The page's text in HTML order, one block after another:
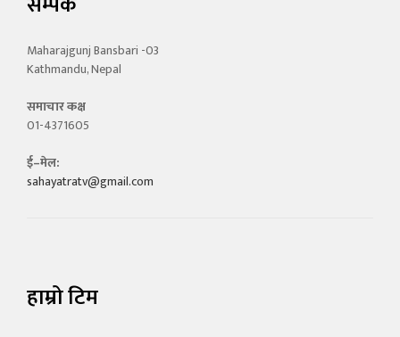
Maharajgunj Bansbari -03
Kathmandu, Nepal
समाचार कक्ष
01-4371605
ई–मेल:
sahayatratv@gmail.com
हाम्रो टिम